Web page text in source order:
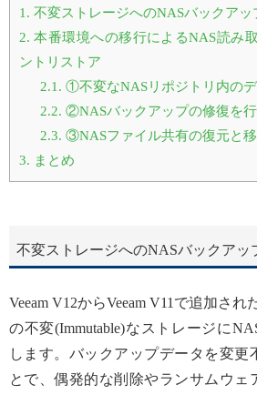
1. 不変ストレージへのNASバックアッ
2. 本番環境への移行によるNAS読み
ントリストア
2.1. ①不変なNASリポジトリ内の
2.2. ②NASバックアップの修復を行
2.3. ③NASファイル共有の復元と
3. まとめ
不変ストレージへのNASバックアッ
Veeam V12からVeeam V11で追加され
の不変(Immutable)なストレージに
します。バックアップデータを変更
とで、偶発的な削除やランサムウェ